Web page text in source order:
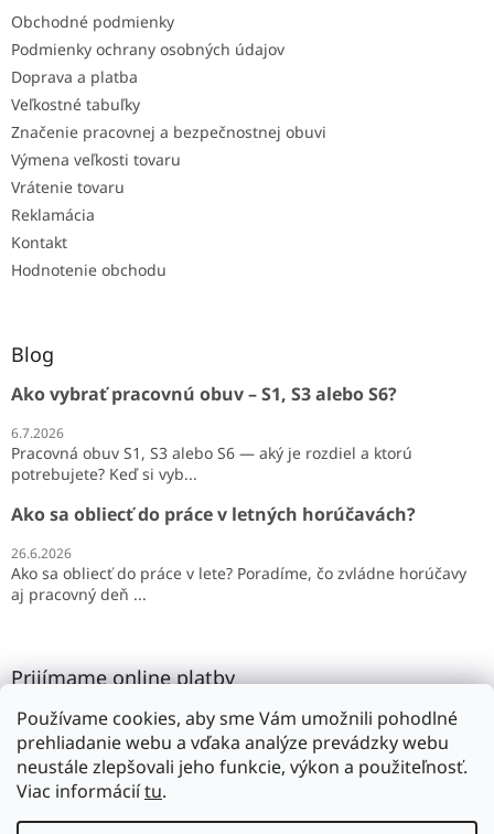
Používame cookies, aby sme Vám umožnili pohodlné
prehliadanie webu a vďaka analýze prevádzky webu
neustále zlepšovali jeho funkcie, výkon a použiteľnosť.
Viac informáciítu.
Obchodné podmienky
Podmienky ochrany osobných údajov
Doprava a platba
Veľkostné tabuľky
Značenie pracovnej a bezpečnostnej obuvi
Výmena veľkosti tovaru
Vrátenie tovaru
Reklamácia
Kontakt
Hodnotenie obchodu
Blog
Ako vybrať pracovnú obuv – S1, S3 alebo S6?
6.7.2026
Pracovná obuv S1, S3 alebo S6 — aký je rozdiel a ktorú
potrebujete? Keď si vyb...
Ako sa obliecť do práce v letných horúčavách?
26.6.2026
Ako sa obliecť do práce v lete? Poradíme, čo zvládne horúčavy
aj pracovný deň ...
Prijímame online platby